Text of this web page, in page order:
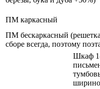
ПМ каркасный
ПМ бескаркасный
сборе всегда, поэтому
Шкаф 1-